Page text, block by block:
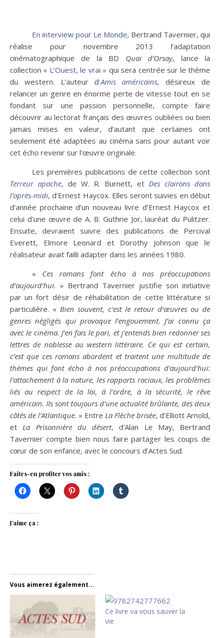
En interview pour Le Monde, Bertrand Tavernier, qui
réalise pour novembre 2013 l’adaptation
cinématographique de la BD Quai d’Orsay, lance la
collection « L’Ouest, le vrai » qui sera centrée sur le thème
du western. L’auteur d’Amis américains, désireux de
relancer un genre en énorme perte de vitesse tout en se
fondant sur une passion personnelle, compte faire
découvrir au lectorat français des œuvres oubliées ou bien
jamais mises en valeur, d’autant que certaines ont
seulement été adaptées au cinéma sans pour autant voir
cet écho revenir sur l’œuvre originale.
Les premières publications de cette collection sont
Terreur apache, de W. R. Burnett, et Des clairons dans
l’après-midi, d’Ernest Haycox. Elles seront suivies en début
d’année prochaine d’un nouveau livre d’Ernest Haycox et
celui d’une œuvre de A. B. Guthrie Jor, lauréat du Pulitzer.
Ensuite, devraient suivre des publications de Percival
Everett, Elmore Leonard et Dorothy Johnson que le
réalisateur avait failli adapter dans les années 1980.
« Ces romans font écho à nos préoccupations
d’aujourd’hui. » Bertrand Tavernier justifie son initiative
par un fort désir de réhabilitation de cette littérature si
particulière. « Bien souvent, c’est le retour d’œuvres ou de
genres négligés qui provoque l’engouement. J’ai connu ça
avec le cinéma. J’en fais le pari, et j’entends bien redonner ses
lettres de noblesse au western littéraire. Ce qui est certain,
c’est que ces romans abordent et traitent une multitude de
thèmes qui font écho à nos préoccupations d’aujourd’hui:
l’attachement à la nature, les rapports raciaux, les problèmes
liés au respect de la loi, à l’ordre, à la sécurité, le rêve
américain. Ils sont toujours d’une actualité brûlante, des deux
côtés de l’Atlantique. » Entre La Flèche brisée, d’Elliott Arnold,
etLa Prisonnière du désert, d’Alan Le May, Bertrand
Tavernier compte bien nous faire partager les coups de
cœur de son enfance, avec le concours d’Actes Sud.
Faites-en profiter vos amis :
J’aime ça :
Vous aimerez également...
Ce livre va vous sauver la
vie